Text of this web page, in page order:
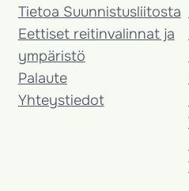
Tietoa Suunnistusliitosta
Eettiset reitinvalinnat ja
ympäristö
Palaute
Yhteystiedot